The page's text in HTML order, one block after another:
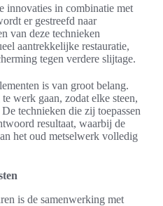
innovaties in combinatie met
er gestreefd naar
van deze technieken
aantrekkelijke restauratie,
tegen verdere slijtage.
is van groot belang.
werk gaan, zodat elke steen,
technieken die zij toepassen
resultaat, waarbij de
het oud metselwerk volledig
is de samenwerking met